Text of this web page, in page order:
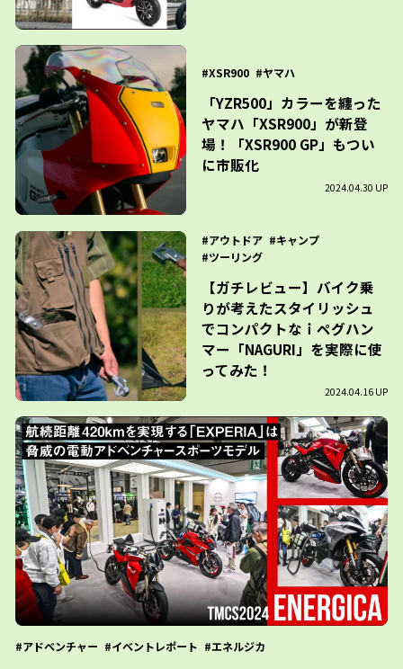
XSR900 ヤマハ
「YZR500」カラーを纏った
ヤマハ「XSR900」が新登
場！「XSR900 GP」もつい
に市販化
2024.04.30 UP
アウトドア
キャンプ
ツーリング
【ガチレビュー】バイク乗
りが考えたスタイリッシュ
でコンパクトなｉペグハン
マー「NAGURI」を実際に使
ってみた！
2024.04.16 UP
アドベンチャー イベントレポート エネルジカ